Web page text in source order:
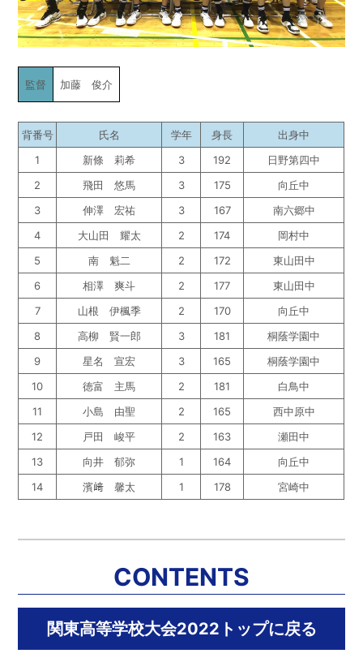
監督 加藤 俊介
背番号 氏名 学年 身長
出身中
1
新條 莉希 3 192
日野第四中
2
飛田 悠馬 3 175
向丘中
3
伸澤 宏祐 3 167
南六郷中
4
大山田 耀太 2 174
岡村中
5
南 魁二 2 172
東山田中
6
相澤 爽斗 2 177
東山田中
7
山根 伊楓季 2 170
向丘中
8
高柳 賢一郎 3 181
桐蔭学園中
9
星名 宣宏 3 165
桐蔭学園中
10
徳富 主馬 2 181
白鳥中
11
小島 由聖 2 165
西中原中
12
戸田 峻平 2 163
瀬田中
13
向井 郁弥 1 164
向丘中
14
濱﨑 馨太 1 178 宮崎中
CONTENTS
関東高等学校大会2022トップに戻る